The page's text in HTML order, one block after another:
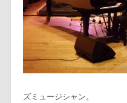
ズミュージシャン。